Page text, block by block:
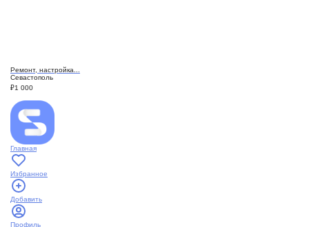
Ремонт, настройка...
Севастополь
₽1 000
Главная
Избранное
Добавить
Профиль